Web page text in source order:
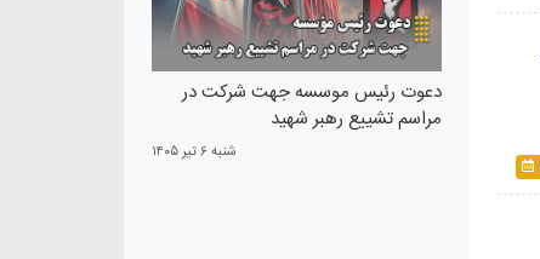
دعوت رئیس موسسه جهت شرکت در
مراسم تشییع رهبر شهید
شنبه ۶ تير ۱۴۰۵